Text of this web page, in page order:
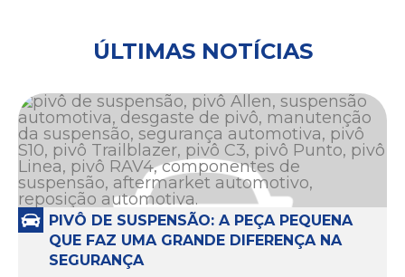
ÚLTIMAS NOTÍCIAS
PIVÔ DE SUSPENSÃO: A PEÇA PEQUENA
QUE FAZ UMA GRANDE DIFERENÇA NA
SEGURANÇA